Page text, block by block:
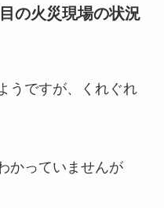
の火災現場の状況
うですが、くれぐれ
かっていませんが